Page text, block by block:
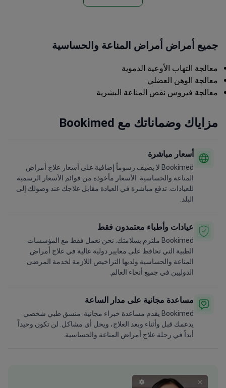
جميع أمراض أمراض المناعة والحساسية
معالجة التهاب الأوعية الدموية
معالجة الوهن العضلي
معالجة فيروس نقص المناعة البشرية
مزاياك وضماناتك مع Bookimed
أسعار مباشرة
Bookimed لا يضيف رسوماً إضافية على أسعار علاج أمراض
المناعة والحساسية. الأسعار مأخوذة من قوائم الأسعار الرسمية
للعيادات. تدفع مباشرة في العيادة مقابل علاجك عند وصولك إلى
البلد.
عيادات وأطباء معتمدون فقط
Bookimed ملتزم بسلامتك. نحن نعمل فقط مع المؤسسات
الطبية التي تحافظ على معايير دولية عالية في علاج أمراض
المناعة والحساسية ولديها التراخيص اللازمة لخدمة المرضى
الدوليين في جميع أنحاء العالم.
مساعدة مجانية على مدار الساعة
Bookimed يقدم مساعدة خبراء مجانية. منسق طبي شخصي
يدعمك قبل وأثناء وبعد العلاج، ويحل أي مشاكل. لن تكون وحيداً
أبداً في رحلة علاج أمراض المناعة والحساسية.